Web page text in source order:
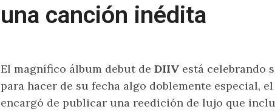
una canción inédita
El magnífico álbum debut de DIIV está celebrando
para hacer de su fecha algo doblemente especial,
encargó de publicar una reedición de lujo que